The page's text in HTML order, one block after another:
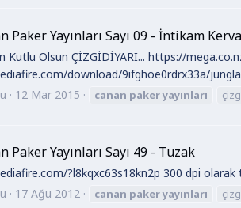
Paker Yayınları Sayı 09 - İntikam
Kutlu Olsun ÇİZGİDİYARI... https://
download/9ifghoe0rdrx33a/
12 Mar 2015 canan pakeryayınları
Paker Yayınları Sayı 49 - Tuzak
?l8kqxc63s18kn2p 300 dpi olarak
17 Ağu 2012 canan pakeryayınları